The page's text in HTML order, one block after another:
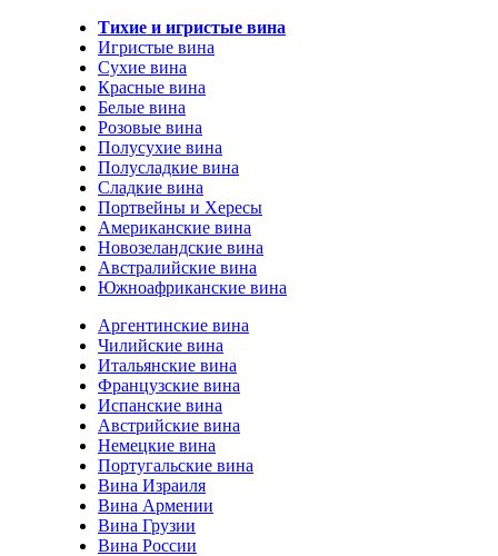
Тихие и игристые вина
Игристые вина
Сухие вина
Красные вина
Белые вина
Розовые вина
Полусухие вина
Полусладкие вина
Сладкие вина
Портвейны и Хересы
Американские вина
Новозеландские вина
Австралийские вина
Южноафриканские вина
Аргентинские вина
Чилийские вина
Итальянские вина
Французские вина
Испанские вина
Австрийские вина
Немецкие вина
Португальские вина
Вина Израиля
Вина Армении
Вина Грузии
Вина России